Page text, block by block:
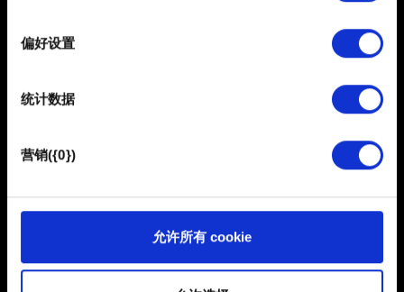
部分需要使用 Cookies 的是为了让网站功能可用，而另一
馈，以便网站将更好地服务于您。例如帮助我们在社交媒
也可能与我们的合作伙伴分享我们的 Cookie 片段。但是，
使用所有这些非强制性的 Cookie 都需要提前获取您的许
您可以在下面的"设置"菜单中找到有关我们使用 Cookie 的
其中的内容并准备好继续，请点击"确定"。
偏好设置
统计数据
营销({0})
允许所有 cookie
添加文件
您可以在报告中附带文件。比如图形问题的截图。限制大小：
有关个人数据的信息